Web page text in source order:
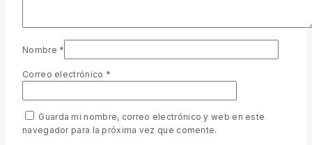
Nombre *
Correo electrónico *
Guarda mi nombre, correo electrónico y web en este
navegador para la próxima vez que comente.